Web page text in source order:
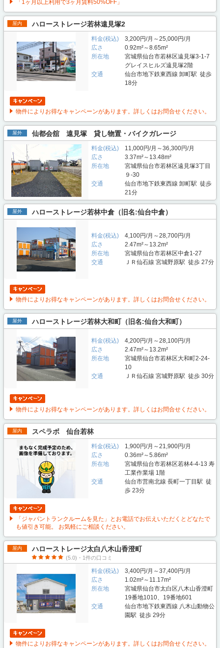
「1ヶ月以上利用で3ヶ月賃料50%OFF」
屋内 ハローストレージ若林遠見塚2
料金(税込)
3,200円/月～25,000円/月
広さ
0.92m²～8.65m²
所在地
宮城県仙台市若林区遠見塚3-1-7
グレイスヒルズ遠見塚2階
交通
仙台市地下鉄東西線 卸町駅 徒歩
18分
物件によりお得なキャンペーンがあります。詳しくはお問合せください。
屋外 仙都会舘 遠見塚 貸し物置・バイクガレージ
料金(税込)
11,000円/月～36,300円/月
広さ
3.37m²～13.48m²
所在地
宮城県仙台市若林区遠見塚3丁目
９-30
交通
仙台市地下鉄東西線 卸町駅 徒歩
21分
屋外 ハローストレージ若林中倉（旧名:仙台中倉）
料金(税込)
4,100円/月～28,700円/月
広さ
2.47m²～13.2m²
所在地
宮城県仙台市若林区中倉1-27
交通
ＪＲ仙石線 宮城野原駅 徒歩 27分
物件によりお得なキャンペーンがあります。詳しくはお問合せください。
屋外 ハローストレージ若林大和町（旧名:仙台大和町）
料金(税込)
4,200円/月～28,100円/月
広さ
2.47m²～13.2m²
所在地
宮城県仙台市若林区大和町2-24-
10
交通
ＪＲ仙石線 宮城野原駅 徒歩 30分
物件によりお得なキャンペーンがあります。詳しくはお問合せください。
屋内 スペラボ 仙台若林
料金(税込)
1,900円/月～21,900円/月
広さ
0.36m²～5.86m²
所在地
宮城県仙台市若林区若林4-4-13 寿
工業作業場 1階
交通
仙台市営南北線 長町一丁目駅 徒
歩 23分
「ジャパントランクルームを見た」とお電話でお伝えいただくとどなたで
も値引き可能。 お気軽にご相談ください。
屋内 ハローストレージ太白八木山香澄町
(5.0)・1件の口コミ
料金(税込)
3,400円/月～37,400円/月
広さ
1.02m²～11.17m²
所在地
宮城県仙台市太白区八木山香澄町
19番地1010、19番地601
交通
仙台市地下鉄東西線 八木山動物公
園駅 徒歩 29分
物件によりお得なキャンペーンがあります。詳しくはお問合せください。